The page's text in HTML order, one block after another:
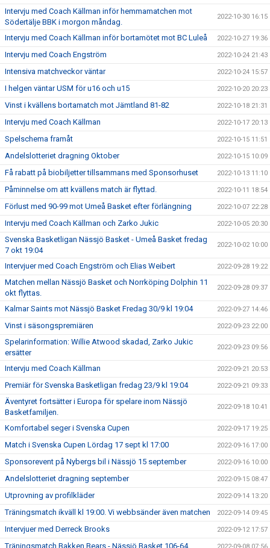
Intervju med Coach Källman inför hemmamatchen mot
Södertälje BBK i morgon måndag.
2022-10-30 16:15
Intervju med Coach Källman inför bortamötet mot BC Luleå 2022-10-27 19:36
Intervju med Coach Engström 2022-10-24 21:43
Intensiva matchveckor väntar 2022-10-24 15:57
I helgen väntar USM för u16 och u15 2022-10-20 20:23
Vinst i kvällens bortamatch mot Jämtland 81-82 2022-10-18 21:31
Intervju med Coach Källman 2022-10-17 20:13
Spelschema framåt 2022-10-15 11:51
Andelslotteriet dragning Oktober 2022-10-15 10:09
Få rabatt på biobiljetter tillsammans med Sponsorhuset 2022-10-13 11:10
Påminnelse om att kvällens match är flyttad. 2022-10-11 18:54
Förlust med 90-99 mot Umeå Basket efter förlängning 2022-10-07 22:28
Intervju med Coach Källman och Zarko Jukic 2022-10-05 20:30
Svenska Basketligan Nässjö Basket - Umeå Basket fredag
7 okt 19:04
2022-10-02 10:00
Intervjuer med Coach Engström och Elias Weibert 2022-09-28 19:22
Matchen mellan Nässjö Basket och Norrköping Dolphin 11
okt flyttas.
2022-09-28 09:37
Kalmar Saints mot Nässjö Basket Fredag 30/9 kl 19:04 2022-09-27 14:46
Vinst i säsongspremiären 2022-09-23 22:00
Spelarinformation: Willie Atwood skadad, Zarko Jukic
ersätter
2022-09-23 09:56
Intervju med Coach Källman 2022-09-21 20:53
Premiär för Svenska Basketligan fredag 23/9 kl 19:04 2022-09-21 09:33
Äventyret fortsätter i Europa för spelare inom Nässjö
Basketfamiljen.
2022-09-18 10:41
Komfortabel seger i Svenska Cupen 2022-09-17 19:25
Match i Svenska Cupen Lördag 17 sept kl 17:00 2022-09-16 17:00
Sponsorevent på Nybergs bil i Nässjö 15 september 2022-09-16 10:00
Andelslotteriet dragning september 2022-09-15 08:47
Utprovning av profilkläder 2022-09-14 13:20
Träningsmatch ikväll kl 19:00. Vi webbsänder även matchen 2022-09-14 09:45
Intervjuer med Derreck Brooks 2022-09-12 17:57
Träningsmatch Bakken Bears - Nässjö Basket 106-64